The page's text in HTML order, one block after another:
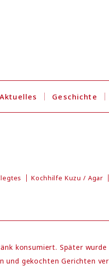
Aktuelles Geschichte
Kochhilfe Kuzu / Agar
konsumiert. Später wurde
gekochten Gerichten